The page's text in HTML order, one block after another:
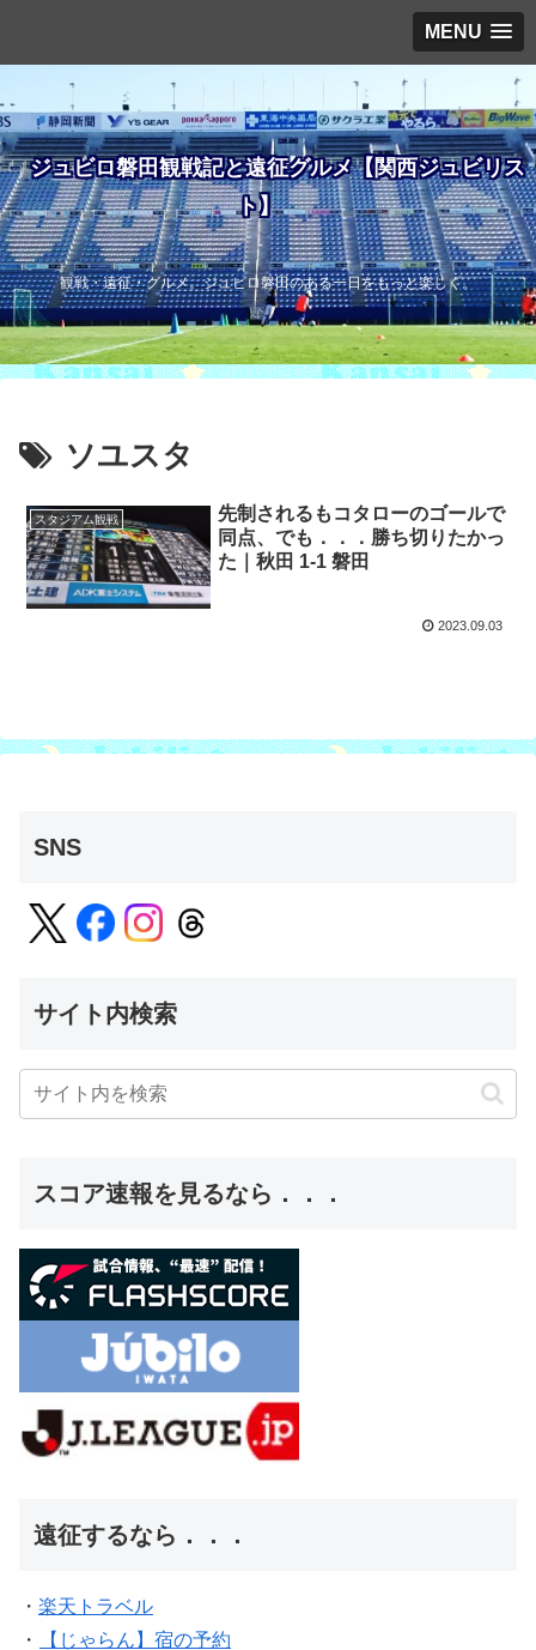
MENU
ジュビロ磐田観戦記と遠征グルメ【関西ジュビリス
ト】
観戦・遠征・グルメ。ジュビロ磐田のある一日をもっと楽しく。
ソユスタ
スタジアム観戦
先制されるもコタローのゴールで
同点、でも．．．勝ち切りたかっ
た｜秋田 1-1 磐田
2023.09.03
SNS
サイト内検索
スコア速報を見るなら．．．
遠征するなら．．．
・ 楽天トラベル
・
【じゃらん】宿の予約